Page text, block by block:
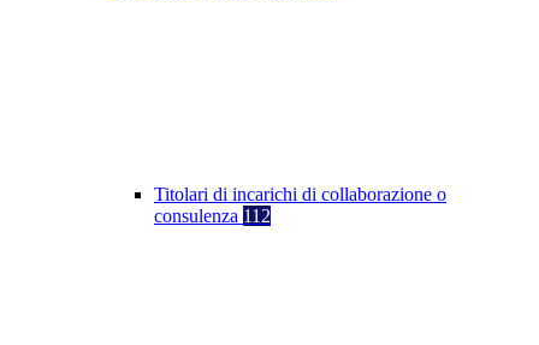
Titolari di incarichi di collaborazione o
consulenza 112